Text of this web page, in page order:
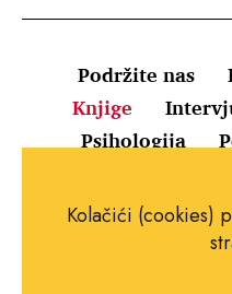
Podržite nas
Knjige
Psihologija
Uvjeti korištenja
Kolačići (cookies)